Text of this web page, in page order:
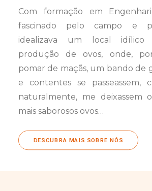
Com formação em
fascinado pelo campo e
idealizava um local idílico
produção de ovos, onde,
pomar de maçãs, um bando de
e contentes se passeassem,
naturalmente, me deixassem
mais saborosos ovos…
DESCUBRA MAIS SOBRE NÓS